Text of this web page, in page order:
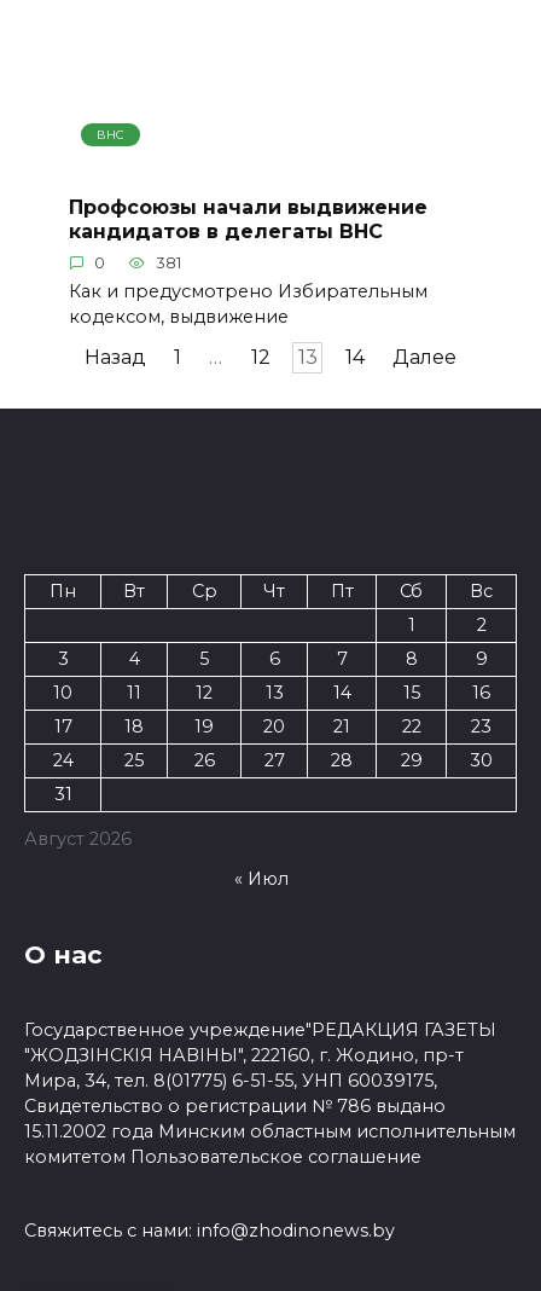
ВНС
Профсоюзы начали выдвижение
кандидатов в делегаты ВНС
0 381
Как и предусмотрено Избирательным
кодексом, выдвижение
Пагинация
Назад 1 … 12 13 14 Далее
Август 2026
Пн Вт Ср Чт Пт Сб
Вс
1
2
3
4 5 6 7 8
9
10
11 12 13 14 15
16
17
18 19 20 21 22
23
24
25 26 27 28 29
30
31
« Июл
О нас
Государственное учреждение"РЕДАКЦИЯ ГАЗЕТЫ
"ЖОДЗІНСКІЯ НАВІНЫ", 222160, г. Жодино, пр-т
Мира, 34, тел. 8(01775) 6-51-55, УНП 60039175,
Свидетельство о регистрации № 786 выдано
15.11.2002 года Минским областным исполнительным
комитетом Пользовательское соглашение
Свяжитесь с нами: info@zhodinonews.by